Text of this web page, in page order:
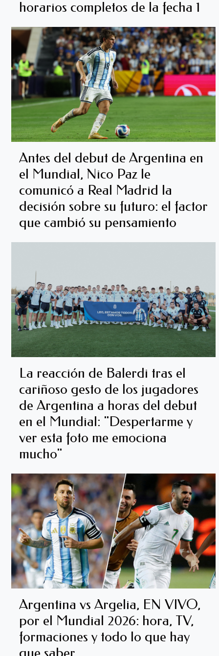
horarios completos de la fecha 1
Antes del debut de Argentina en
el Mundial, Nico Paz le
comunicó a Real Madrid la
decisión sobre su futuro: el factor
que cambió su pensamiento
La reacción de Balerdi tras el
cariñoso gesto de los jugadores
de Argentina a horas del debut
en el Mundial: "Despertarme y
ver esta foto me emociona
mucho"
Argentina vs Argelia, EN VIVO,
por el Mundial 2026: hora, TV,
formaciones y todo lo que hay